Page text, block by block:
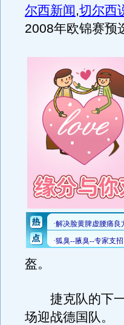
尔西新闻,切尔西
2008年欧锦赛预
盔。
捷克队的下一
场迎战德国队。